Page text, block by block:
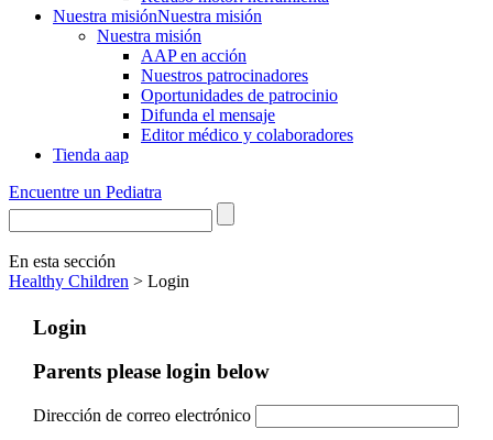
Nuestra misiónNuestra misión
Nuestra misión
AAP en acción
Nuestros patrocinadores
Oportunidades de patrocinio
Difunda el mensaje
Editor médico y colaboradores
Tienda aap
Encuentre un Pediatra
En esta sección
Healthy Children > Login
Login
Parents please login below
Dirección de correo electrónico